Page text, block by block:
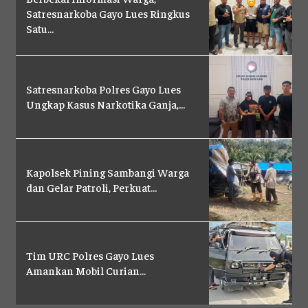
PENSAT
LAYANAN MASYARAKAT
PENSAT
MAJALAH TBN
PENSAT
LAYANAN MASYARAKAT
PENSAT
MAJALAH TBN
PENSAT
SATKER
LAYANAN MASYARAKAT
KONTAK
PPID
PENSAT
SATKER
LAYANAN MASYARAKAT
KONTAK
PPID
Satresnarkoba Gayo Lues Ringkus
Satu...
Satresnarkoba Polres Gayo Lues
Ungkap Kasus Narkotika Ganja,...
Kapolsek Pining Sambangi Warga
dan Gelar Patroli, Perkuat...
Tim URC Polres Gayo Lues
Amankan Mobil Curian...